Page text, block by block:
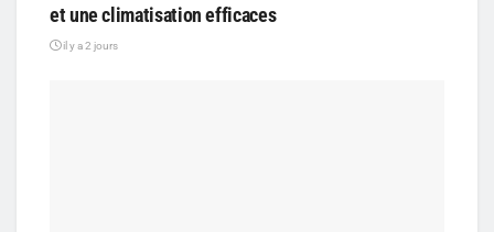
et une climatisation efficaces
il y a 2 jours